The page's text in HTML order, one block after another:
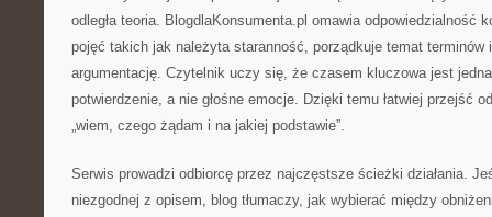
odległa teoria. BlogdlaKonsumenta.pl omawia odpowiedzialność
pojęć takich jak należyta staranność, porządkuje temat terminów
argumentację. Czytelnik uczy się, że czasem kluczowa jest
potwierdzenie, a nie głośne emocje. Dzięki temu łatwiej przejść
„wiem, czego żądam i na jakiej podstawie”.
Serwis prowadzi odbiorcę przez najczęstsze ścieżki działania.
niezgodnej z opisem, blog tłumaczy, jak wybierać między